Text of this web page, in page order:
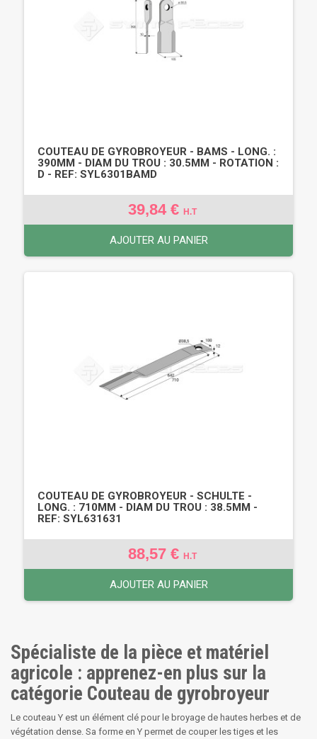
COUTEAU DE GYROBROYEUR - BAMS - LONG. :
390MM - DIAM DU TROU : 30.5MM - ROTATION :
D - REF: SYL6301BAMD
39,84 € H.T
AJOUTER AU PANIER
COUTEAU DE GYROBROYEUR - SCHULTE -
LONG. : 710MM - DIAM DU TROU : 38.5MM -
REF: SYL631631
88,57 € H.T
AJOUTER AU PANIER
Spécialiste de la pièce et matériel
agricole : apprenez-en plus sur la
catégorie Couteau de gyrobroyeur
Le couteau Y est un élément clé pour le broyage de hautes herbes et de
végétation dense. Sa forme en Y permet de couper les tiges et les